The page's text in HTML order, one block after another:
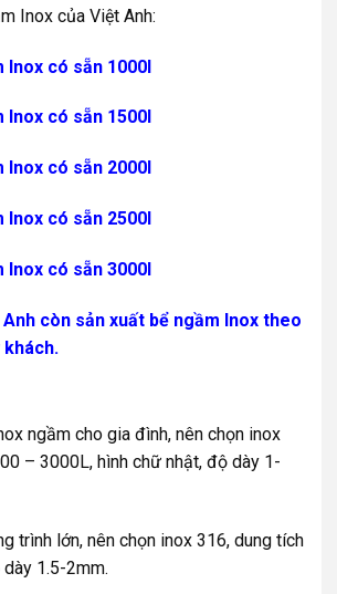
Inox của Việt Anh:
Inox có sẵn 1000l
Inox có sẵn 1500l
Inox có sẵn 2000l
Inox có sẵn 2500l
Inox có sẵn 3000l
Anh còn sản xuất bể ngầm Inox theo
khách.
ngầm cho gia đình, nên chọn inox
– 3000L, hình chữ nhật, độ dày 1-
trình lớn, nên chọn inox 316, dung tích
1.5-2mm.